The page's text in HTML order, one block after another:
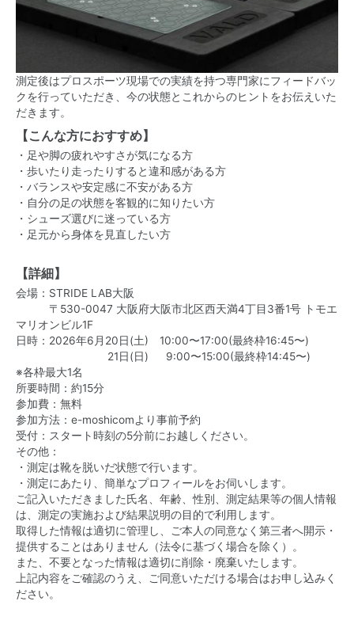
測定後はプロスポーツ現場での実績を持つ専門家にフィードバッ
クを行っていただき、 今の状態とこれからのヒントをお伝えいた
だきます。
【こんな方におすすめ】
・足や脚の疲れやすさが気になる方
・歩いたり走ったりすると違和感がある方
・バランスや安定感に不安がある方
・自分の足の状態を客観的に知りたい方
・シューズ選びに迷っている方
・足元から身体を見直したい方
【詳細】
会場：STRIDE LAB大阪
〒530-0047 大阪府大阪市北区西天満4丁目3番1号 トモエ
マリオンビル1F
日時：2026年6月20日(土) 10:00〜17:00(最終枠16:45〜)
21日(日) 9:00〜15:00(最終枠14:45〜)
※各枠最大1名
所要時間：約15分
参加費：無料
参加方法：e-moshicomより事前予約
受付：スタート時刻の5分前にお越しください。
その他：
・測定は靴を脱いだ状態で行います。
・測定にあたり、簡単なプロフィールをお伺いします。
ご記入いただきました氏名、年齢、性別、測定結果等の個人情報
は、測定の実施および結果説明の目的で利用します。
取得した情報は適切に管理し、ご本人の同意なく第三者へ開示・
提供することはありません（法令に基づく場合を除く）。
また、不要となった情報は適切に削除・廃棄いたします。
上記内容をご確認のうえ、ご同意いただける場合はお申し込みく
ださい。